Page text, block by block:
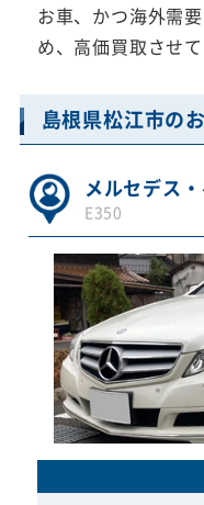
お車、かつ海外需
め、高価買取させ
島根県松江市の
メルセデス
E350